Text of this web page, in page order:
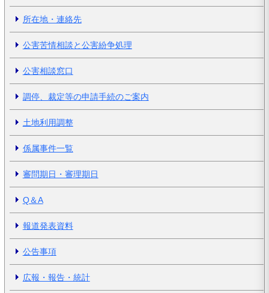
所在地・連絡先
公害苦情相談と公害紛争処理
公害相談窓口
調停、裁定等の申請手続のご案内
土地利用調整
係属事件一覧
審問期日・審理期日
Q＆A
報道発表資料
公告事項
広報・報告・統計